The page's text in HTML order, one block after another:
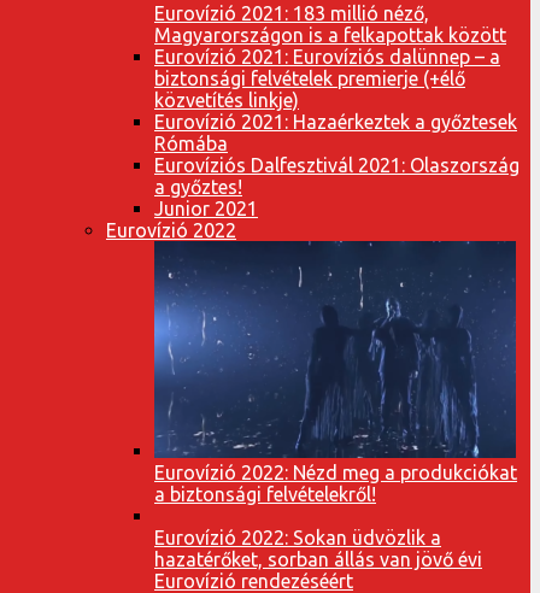
Eurovízió 2021: 183 millió néző,
Magyarországon is a felkapottak között
Eurovízió 2021: Eurovíziós dalünnep – a
biztonsági felvételek premierje (+élő
közvetítés linkje)
Eurovízió 2021: Hazaérkeztek a győztesek
Rómába
Eurovíziós Dalfesztivál 2021: Olaszország
a győztes!
Junior 2021
Eurovízió 2022
Eurovízió 2022: Nézd meg a produkciókat
a biztonsági felvételekről!
Eurovízió 2022: Sokan üdvözlik a
hazatérőket, sorban állás van jövő évi
Eurovízió rendezéséért